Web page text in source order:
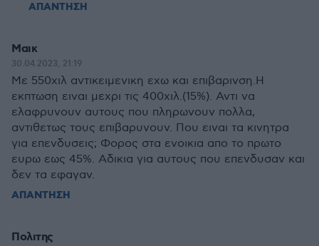
ΑΠΑΝΤΗΣΗ
Μαικ
30.04.2023, 21:19
Με 550χιλ αντικειμενικη εχω και επιβαρινση.Η
εκπτωση ειναι μεχρι τις 400χιλ.(15%). Αντι να
ελαφρυνουν αυτους που πληρωνουν πολλα,
αντιθετως τους επιβαρυνουν. Που ειναι τα κινητρα
για επενδυσεις; Φορος στα ενοικια απο το πρωτο
ευρω εως 45%. Αδικια για αυτους που επενδυσαν και
δεν τα εφαγαν.
ΑΠΑΝΤΗΣΗ
Πολιτης